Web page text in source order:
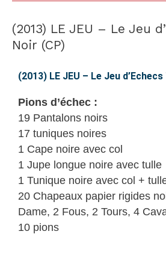
(2013) LE JEU – Le Jeu
Noir (CP)
(2013) LE JEU – Le Jeu
Pions d’échec :
19 Pantalons noirs
17 tuniques noires
1 Cape noire avec col
1 Jupe longue noire avec tulle
1 Tunique noire avec col +
20 Chapeaux papier rigides
Dame, 2 Fous, 2 Tours, 4
10 pions
(2013)
LE
Jeu
d’Echecs
Thème
Noir
(CP)